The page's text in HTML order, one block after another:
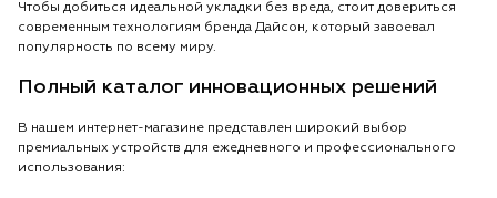
Чтобы добиться идеальной укладки без вреда, стоит довериться
современным технологиям бренда Дайсон, который завоевал
популярность по всему миру.
Полный каталог инновационных решений
В нашем интернет-магазине представлен широкий выбор
премиальных устройств для ежедневного и профессионального
использования: